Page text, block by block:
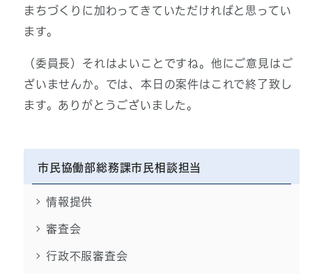
まちづくりに加わってきていただければと思ってい
ます。
（委員長）それはよいことですね。他にご意見はご
ざいませんか。では、本日の案件はこれで終了致し
ます。ありがとうございました。
市民協働部総務課市民相談担当
情報提供
審査会
行政不服審査会